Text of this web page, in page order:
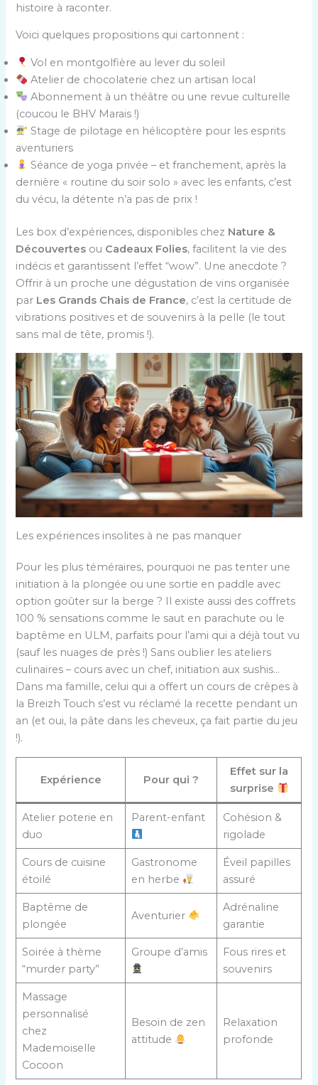
histoire à raconter.
Voici quelques propositions qui cartonnent :
Vol en montgolfière au lever du soleil
Atelier de chocolaterie chez un artisan local
Abonnement à un théâtre ou une revue culturelle
(coucou le BHV Marais !)
Stage de pilotage en hélicoptère pour les esprits
aventuriers
Séance de yoga privée – et franchement, après la
dernière « routine du soir solo » avec les enfants, c’est
du vécu, la détente n’a pas de prix !
Les box d’expériences, disponibles chez Nature &
Découvertes ou Cadeaux Folies, facilitent la vie des
indécis et garantissent l’effet “wow”. Une anecdote ?
Offrir à un proche une dégustation de vins organisée
par Les Grands Chais de France, c’est la certitude de
vibrations positives et de souvenirs à la pelle (le tout
sans mal de tête, promis !).
Les expériences insolites à ne pas manquer
Pour les plus téméraires, pourquoi ne pas tenter une
initiation à la plongée ou une sortie en paddle avec
option goûter sur la berge ? Il existe aussi des coffrets
100 % sensations comme le saut en parachute ou le
baptême en ULM, parfaits pour l’ami qui a déjà tout vu
(sauf les nuages de près !) Sans oublier les ateliers
culinaires – cours avec un chef, initiation aux sushis…
Dans ma famille, celui qui a offert un cours de crêpes à
la Breizh Touch s’est vu réclamé la recette pendant un
an (et oui, la pâte dans les cheveux, ça fait partie du jeu
!).
Expérience Pour qui ?
Effet sur la
surprise
Atelier poterie en
duo
Parent-enfant
Cohésion &
rigolade
Cours de cuisine
étoilé
Gastronome
en herbe
Éveil papilles
assuré
Baptême de
plongée
Aventurier
Adrénaline
garantie
Soirée à thème
“murder party”
Groupe d’amis
Fous rires et
souvenirs
Massage
personnalisé
chez
Mademoiselle
Cocoon
Besoin de zen
attitude
Relaxation
profonde